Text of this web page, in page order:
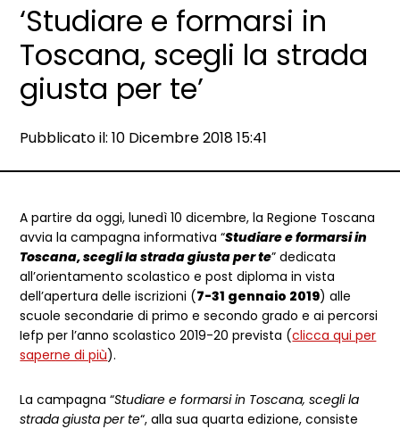
‘Studiare e formarsi in
Toscana, scegli la strada
giusta per te’
Data e ora:
Pubblicato il: 10 Dicembre 2018 15:41
Dettagli articolo
A partire da oggi, lunedì 10 dicembre, la Regione Toscana
avvia la campagna informativa “Studiare e formarsi in
Toscana, scegli la strada giusta per te” dedicata
all’orientamento scolastico e post diploma in vista
dell’apertura delle iscrizioni (7-31 gennaio 2019) alle
scuole secondarie di primo e secondo grado e ai percorsi
Iefp per l’anno scolastico 2019-20 prevista (clicca qui per
saperne di più).
La campagna “Studiare e formarsi in Toscana, scegli la
strada giusta per te“, alla sua quarta edizione, consiste